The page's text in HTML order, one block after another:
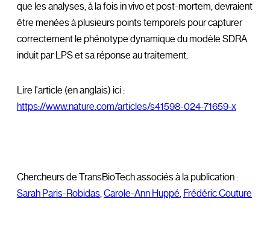
que les analyses, à la fois in vivo et post-mortem, devraient
être menées à plusieurs points temporels pour capturer
correctement le phénotype dynamique du modèle SDRA
induit par LPS et sa réponse au traitement.
Lire l'article (en anglais) ici :
https://www.nature.com/articles/s41598-024-71659-x
Chercheurs de TransBioTech associés à la publication :
Sarah Paris-Robidas,Carole-Ann Huppé, Frédéric Couture